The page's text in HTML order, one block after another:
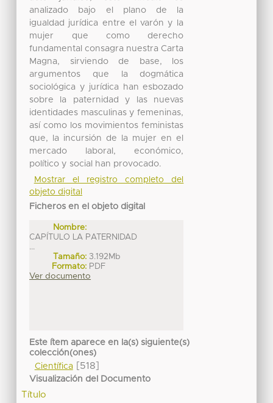
analizado bajo el plano de la
igualdad jurídica entre el varón y la
mujer que como derecho
fundamental consagra nuestra Carta
Magna, sirviendo de base, los
argumentos que la dogmática
sociológica y jurídica han esbozado
sobre la paternidad y las nuevas
identidades masculinas y femeninas,
así como los movimientos feministas
que, la incursión de la mujer en el
mercado laboral, económico,
político y social han provocado.
Mostrar el registro completo del
objeto digital
Ficheros en el objeto digital
Nombre:
CAPÍTULO LA PATERNIDAD
...
Tamaño: 3.192Mb
Formato: PDF
Ver documento
Este ítem aparece en la(s) siguiente(s)
colección(ones)
Científica[518]
Visualización del Documento
Título